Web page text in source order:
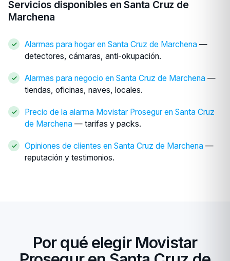
Servicios disponibles en Santa Cruz de
Marchena
Alarmas para hogar en Santa Cruz de Marchena —
detectores, cámaras, anti-okupación.
Alarmas para negocio en Santa Cruz de Marchena —
tiendas, oficinas, naves, locales.
Precio de la alarma Movistar Prosegur en Santa Cruz
de Marchena — tarifas y packs.
Opiniones de clientes en Santa Cruz de Marchena —
reputación y testimonios.
Por qué elegir Movistar